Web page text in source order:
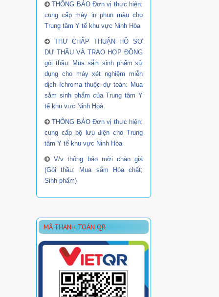
THÔNG BÁO Đơn vị thực hiện:
cung cấp máy in phun màu cho
Trung tâm Y tế khu vực Ninh Hòa
THƯ CHẤP THUẬN HỒ SƠ
DỰ THẦU VÀ TRAO HỢP ĐỒNG
gói thầu: Mua sắm sinh phẩm sử
dụng cho máy xét nghiệm miễn
dịch Ichroma thuộc dự toán: Mua
sắm sinh phẩm của Trung tâm Y
tế khu vực Ninh Hoà
THÔNG BÁO Đơn vị thực hiện:
cung cấp bộ lưu điện cho Trung
tâm Y tế khu vực Ninh Hòa
V/v thông báo mời chào giá
(Gói thầu: Mua sắm Hóa chất;
Sinh phẩm)
MÃ THANH TOÁN QR